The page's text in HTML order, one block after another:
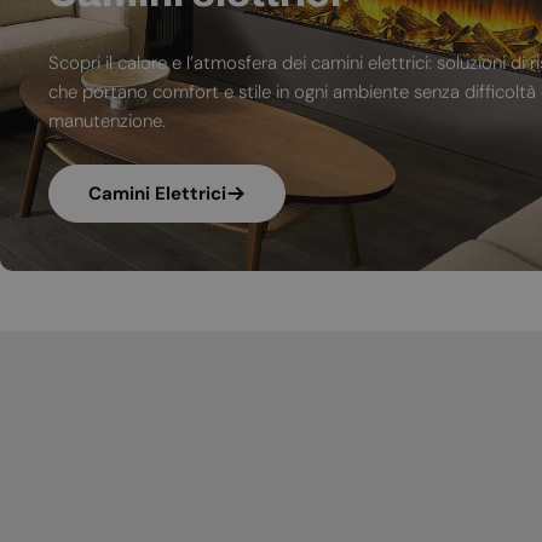
Scopri il calore e l’atmosfera dei camini elettrici: soluzioni di
che portano comfort e stile in ogni ambiente senza difficoltà
manutenzione.
Camini Elettrici